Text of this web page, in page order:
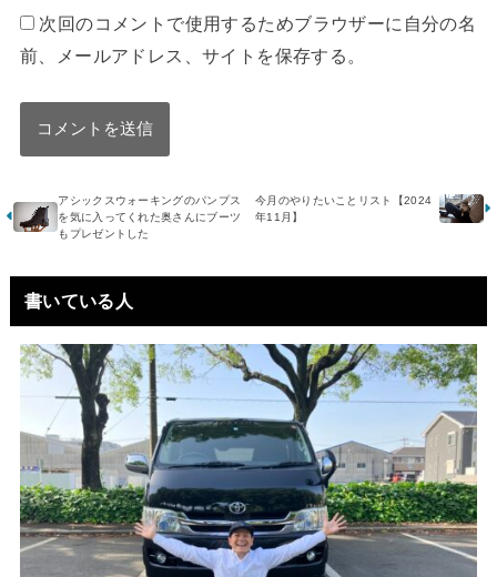
次回のコメントで使用するためブラウザーに自分の名
前、メールアドレス、サイトを保存する。
今月のやりたいことリスト【2024
年11月】
アシックスウォーキングのパンプス
を気に入ってくれた奥さんにブーツ
もプレゼントした
書いている人